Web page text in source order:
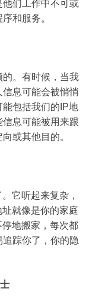
们工作中不可或
和服务。
。有时候，当我
息可能会被悄悄
包括我们的IP地
息可能被用来跟
或其他目的。
它听起来复杂，
就像是你的家庭
地搬家，每次都
踪你了，你的隐